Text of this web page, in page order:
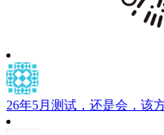
26年5月测试，还是会，该